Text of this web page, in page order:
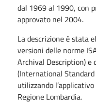
dal 1969 al 1990, con
approvato nel 2004.
La descrizione è stata
versioni delle norme
Archival Description) e
(International
utilizzando
Regione Lombardia.